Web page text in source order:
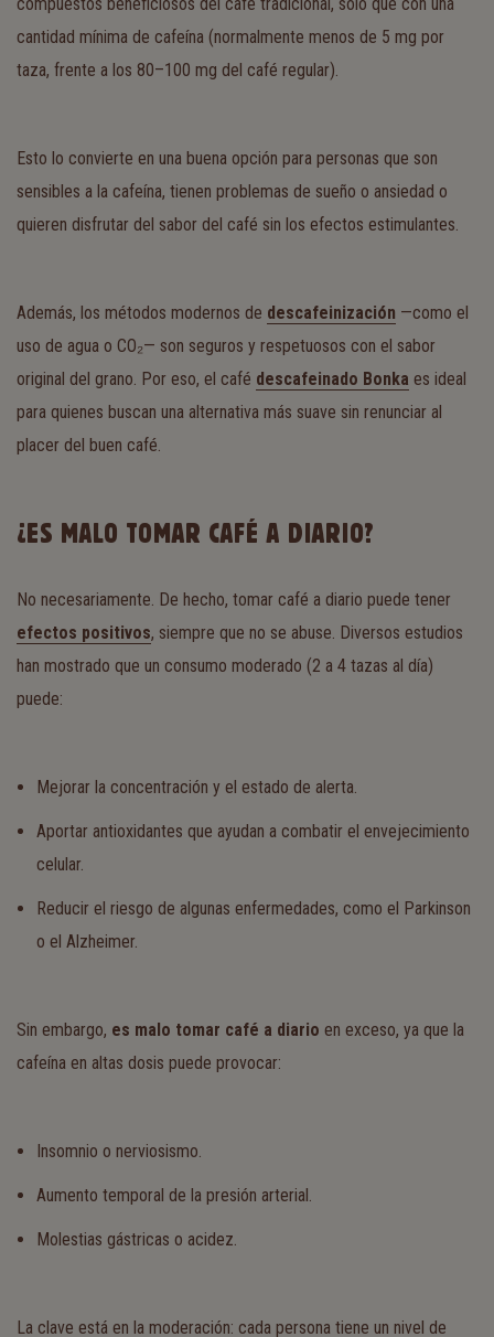
cantidad mínima de cafeína (normalmente menos de 5 mg por
taza, frente a los 80–100 mg del café regular).
Esto lo convierte en una buena opción para personas que son
sensibles a la cafeína, tienen problemas de sueño o ansiedad o
quieren disfrutar del sabor del café sin los efectos estimulantes.
Además, los métodos modernos de descafeinización —como el
uso de agua o CO₂— son seguros y respetuosos con el sabor
original del grano. Por eso, el café descafeinado Bonka es ideal
para quienes buscan una alternativa más suave sin renunciar al
placer del buen café.
¿ES MALO TOMAR CAFÉ A DIARIO?
No necesariamente. De hecho, tomar café a diario puede tener
efectos positivos, siempre que no se abuse. Diversos estudios
han mostrado que un consumo moderado (2 a 4 tazas al día)
puede:
Mejorar la concentración y el estado de alerta.
Aportar antioxidantes que ayudan a combatir el envejecimiento
celular.
Reducir el riesgo de algunas enfermedades, como el Parkinson
o el Alzheimer.
Sin embargo, es malo tomar café a diario en exceso, ya que la
cafeína en altas dosis puede provocar:
Insomnio o nerviosismo.
Aumento temporal de la presión arterial.
Molestias gástricas o acidez.
La clave está en la moderación: cada persona tiene un nivel de